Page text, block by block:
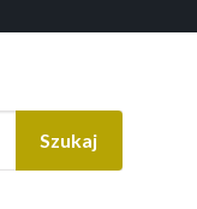
Szukaj